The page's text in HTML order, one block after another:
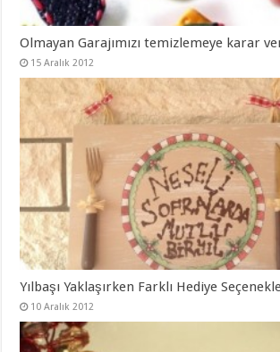
Olmayan Garajımızı temizlemeye karar
15 Aralık 2012
Yılbaşı Yaklaşırken Farklı Hediye
10 Aralık 2012